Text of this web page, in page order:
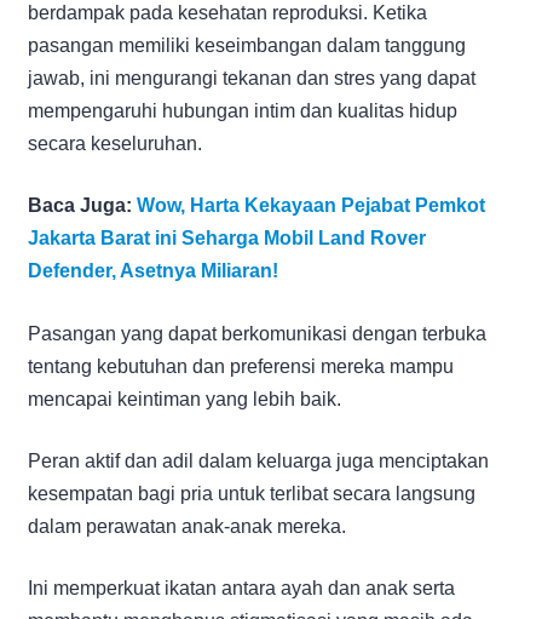
berdampak pada kesehatan reproduksi. Ketika
pasangan memiliki keseimbangan dalam tanggung
jawab, ini mengurangi tekanan dan stres yang dapat
mempengaruhi hubungan intim dan kualitas hidup
secara keseluruhan.
Baca Juga: Wow, Harta Kekayaan Pejabat Pemkot
Jakarta Barat ini Seharga Mobil Land Rover
Defender, Asetnya Miliaran!
Pasangan yang dapat berkomunikasi dengan terbuka
tentang kebutuhan dan preferensi mereka mampu
mencapai keintiman yang lebih baik.
Peran aktif dan adil dalam keluarga juga menciptakan
kesempatan bagi pria untuk terlibat secara langsung
dalam perawatan anak-anak mereka.
Ini memperkuat ikatan antara ayah dan anak serta